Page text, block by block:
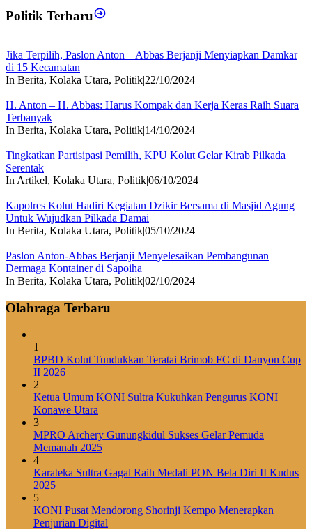
Politik Terbaru
Jika Terpilih, Paslon Anton – Abbas Berjanji Menyiapkan Damkar
di 15 Kecamatan
In Berita, Kolaka Utara, Politik|22/10/2024
H. Anton – H. Abbas: Harus Kompak dan Kerja Keras Raih Suara
Terbanyak
In Berita, Kolaka Utara, Politik|14/10/2024
Tingkatkan Partisipasi Pemilih, KPU Kolut Gelar Kirab Pilkada
Serentak
In Artikel, Kolaka Utara, Politik|06/10/2024
Kapolres Kolut Hadiri Kegiatan Dzikir Bersama di Masjid Agung
Untuk Wujudkan Pilkada Damai
In Berita, Kolaka Utara, Politik|05/10/2024
Paslon Anton-Abbas Berjanji Menyelesaikan Pembangunan
Dermaga Kontainer di Sapoiha
In Berita, Kolaka Utara, Politik|02/10/2024
Olahraga Terbaru
1
BPBD Kolut Tundukkan Teratai Brimob FC di Danyon Cup
II 2026
2
Ketua Umum KONI Sultra Kukuhkan Pengurus KONI
Konawe Utara
3
MPRO Archery Gunungkidul Sukses Gelar Pemuda
Memanah 2025
4
Karateka Sultra Gagal Raih Medali PON Bela Diri II Kudus
2025
5
KONI Pusat Mendorong Shorinji Kempo Menerapkan
Penjurian Digital